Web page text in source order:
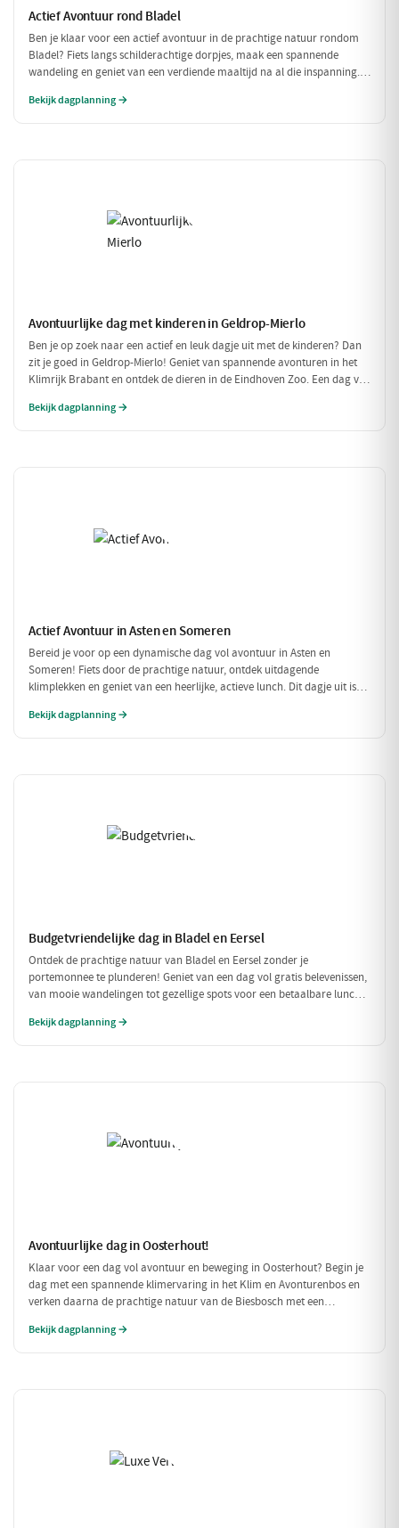
Actief Avontuur rond Bladel
Ben je klaar voor een actief avontuur in de prachtige natuur rondom
Bladel? Fiets langs schilderachtige dorpjes, maak een spannende
wandeling en geniet van een verdiende maaltijd na al die inspanning.
buiten zijn houdt!
Bekijk dagplanning →
Avontuurlijke dag met kinderen in Geldrop-Mierlo
Ben je op zoek naar een actief en leuk dagje uit met de kinderen? Dan
zit je goed in Geldrop-Mierlo! Geniet van spannende avonturen in het
Klimrijk Brabant en ontdek de dieren in de Eindhoven Zoo. Een dag vol
Bekijk dagplanning →
Actief Avontuur in Asten en Someren
Bereid je voor op een dynamische dag vol avontuur in Asten en
Someren! Fiets door de prachtige natuur, ontdek uitdagende
klimplekken en geniet van een heerlijke, actieve lunch. Dit dagje uit is
Bekijk dagplanning →
Budgetvriendelijke dag in Bladel en Eersel
Ontdek de prachtige natuur van Bladel en Eersel zonder je
portemonnee te plunderen! Geniet van een dag vol gratis belevenissen,
van mooie wandelingen tot gezellige spots voor een betaalbare lunch.
zonder dat je veel hoeft uit te geven.
Bekijk dagplanning →
Avontuurlijke dag in Oosterhout!
Klaar voor een dag vol avontuur en beweging in Oosterhout? Begin je
dag met een spannende klimervaring in het Klim en Avonturenbos en
verken daarna de prachtige natuur van de Biesbosch met een
Natuurpoortcafé BOS & Co, waar je energie krijgt voor de volgende
Bekijk dagplanning →